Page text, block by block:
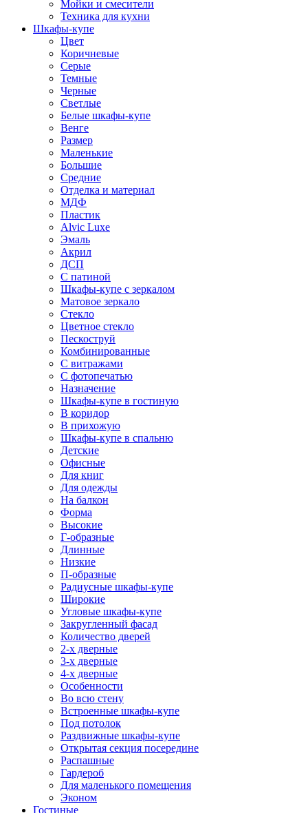
Мойки и смесители
Техника для кухни
Шкафы-купе
Цвет
Коричневые
Серые
Темные
Черные
Светлые
Белые шкафы-купе
Венге
Размер
Маленькие
Большие
Средние
Отделка и материал
МДФ
Пластик
Alvic Luxe
Эмаль
Акрил
ДСП
С патиной
Шкафы-купе с зеркалом
Матовое зеркало
Стекло
Цветное стекло
Пескоструй
Комбинированные
С витражами
С фотопечатью
Назначение
Шкафы-купе в гостиную
В коридор
В прихожую
Шкафы-купе в спальню
Детские
Офисные
Для книг
Для одежды
На балкон
Форма
Высокие
Г-образные
Длинные
Низкие
П-образные
Радиусные шкафы-купе
Широкие
Угловые шкафы-купе
Закругленный фасад
Количество дверей
2-х дверные
3-х дверные
4-х дверные
Особенности
Во всю стену
Встроенные шкафы-купе
Под потолок
Раздвижные шкафы-купе
Открытая секция посередине
Распашные
Гардероб
Для маленького помещения
Эконом
Гостиные